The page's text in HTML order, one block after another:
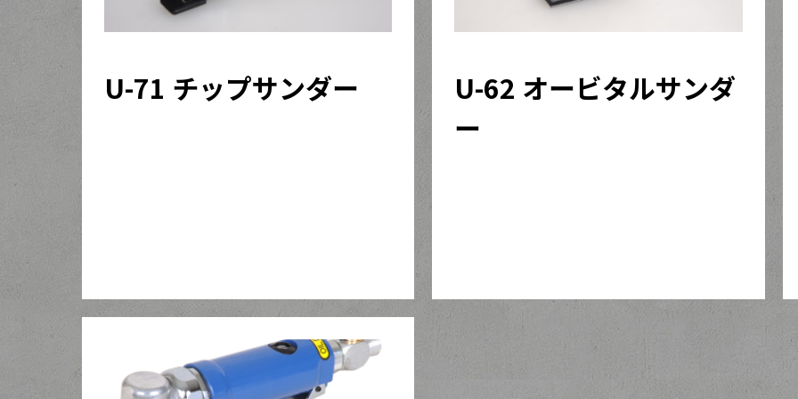
U-71 チップサンダー
U-62 オービタルサンダ
ー